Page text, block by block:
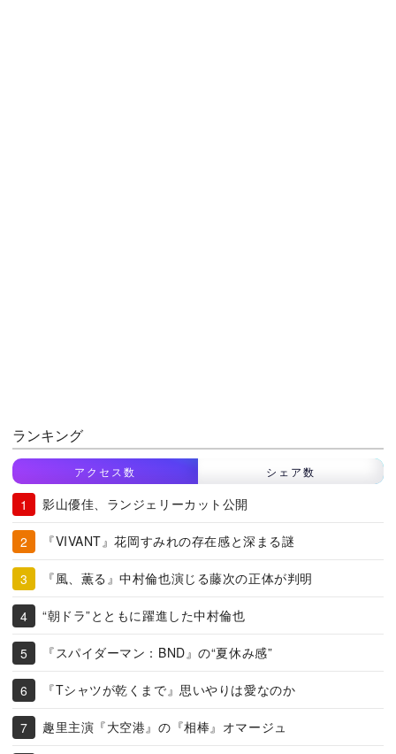
ランキング
アクセス数 シェア数
影山優佳、ランジェリーカット公開
『VIVANT』花岡すみれの存在感と深まる謎
『風、薫る』中村倫也演じる藤次の正体が判明
“朝ドラ”とともに躍進した中村倫也
『スパイダーマン：BND』の“夏休み感”
『Tシャツが乾くまで』思いやりは愛なのか
趣里主演『大空港』の『相棒』オマージュ